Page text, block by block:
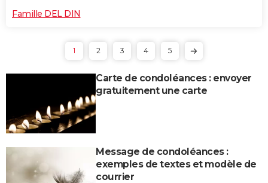
Famille DEL DIN
1 2 3 4 5
Carte de condoléances : envoyer
gratuitement une carte
Message de condoléances :
exemples de textes et modèle de
courrier